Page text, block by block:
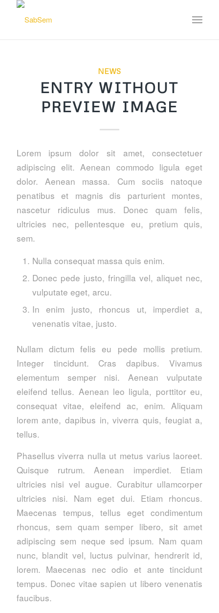
NEWS
ENTRY WITHOUT
PREVIEW IMAGE
Lorem ipsum dolor sit amet, consectetuer
adipiscing elit. Aenean commodo ligula eget
dolor. Aenean massa. Cum sociis natoque
penatibus et magnis dis parturient montes,
nascetur ridiculus mus. Donec quam felis,
ultricies nec, pellentesque eu, pretium quis,
sem.
Nulla consequat massa quis enim.
Donec pede justo, fringilla vel, aliquet nec,
vulputate eget, arcu.
In enim justo, rhoncus ut, imperdiet a,
venenatis vitae, justo.
Nullam dictum felis eu pede mollis pretium.
Integer tincidunt. Cras dapibus. Vivamus
elementum semper nisi. Aenean vulputate
eleifend tellus. Aenean leo ligula, porttitor eu,
consequat vitae, eleifend ac, enim. Aliquam
lorem ante, dapibus in, viverra quis, feugiat a,
tellus.
Phasellus viverra nulla ut metus varius laoreet.
Quisque rutrum. Aenean imperdiet. Etiam
ultricies nisi vel augue. Curabitur ullamcorper
ultricies nisi. Nam eget dui. Etiam rhoncus.
Maecenas tempus, tellus eget condimentum
rhoncus, sem quam semper libero, sit amet
adipiscing sem neque sed ipsum. Nam quam
nunc, blandit vel, luctus pulvinar, hendrerit id,
lorem. Maecenas nec odio et ante tincidunt
tempus. Donec vitae sapien ut libero venenatis
faucibus.